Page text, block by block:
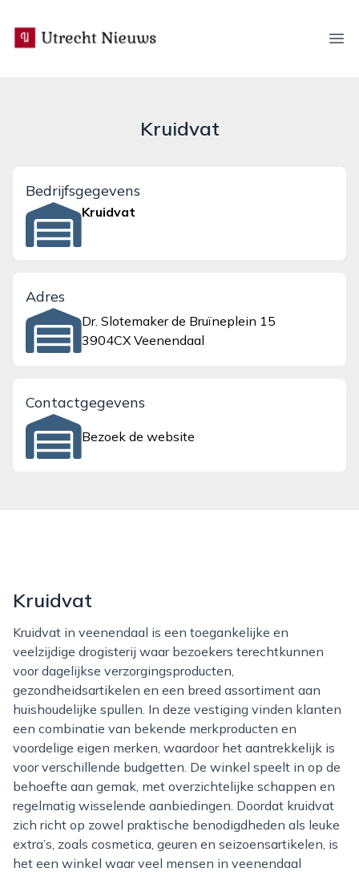
utrecht-nieuws.nl
Kruidvat
Bedrijfsgegevens
Kruidvat
Adres
Dr. Slotemaker de Bruïneplein 15
3904CX Veenendaal
Contactgegevens
Bezoek de website
Kruidvat
Kruidvat in veenendaal is een toegankelijke en
veelzijdige drogisterij waar bezoekers terechtkunnen
voor dagelijkse verzorgingsproducten,
gezondheidsartikelen en een breed assortiment aan
huishoudelijke spullen. In deze vestiging vinden klanten
een combinatie van bekende merkproducten en
voordelige eigen merken, waardoor het aantrekkelijk is
voor verschillende budgetten. De winkel speelt in op de
behoefte aan gemak, met overzichtelijke schappen en
regelmatig wisselende aanbiedingen. Doordat kruidvat
zich richt op zowel praktische benodigdheden als leuke
extra’s, zoals cosmetica, geuren en seizoensartikelen, is
het een winkel waar veel mensen in veenendaal